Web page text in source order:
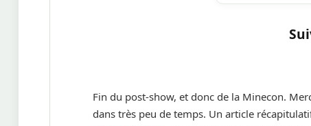
Fin du post-show, et donc de la Minecon.
dans très peu de temps. Un article